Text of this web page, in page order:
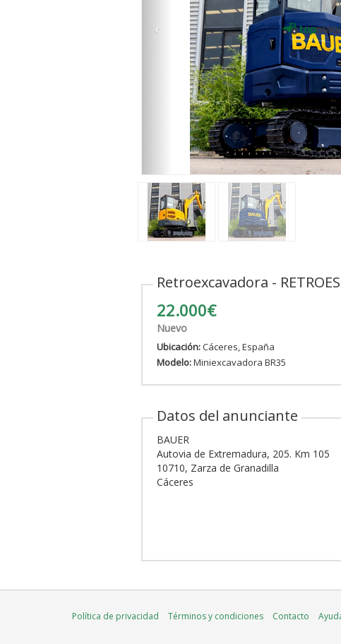
‹
Retroexcavadora -
22.000€
Nuevo
Ubicación:Cáceres, España
Modelo:Miniexcavadora BR35
Datos del anunciante
BAUER
Autovia de Extremadura, 205. Km 105
10710, Zarza de Granadilla
Cáceres
Política de privacidad Términos y condiciones Contacto